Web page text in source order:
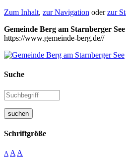
Zum Inhalt, zur Navigation oderzur
Gemeinde Berg am Starnberger See
https://www.gemeinde-berg.de//
Suche
suchen
Schriftgröße
A A A